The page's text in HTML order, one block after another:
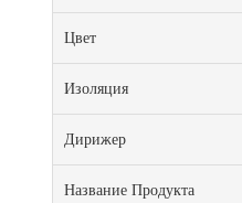
Цвет
Изоляция
Дирижер
Название Продукта